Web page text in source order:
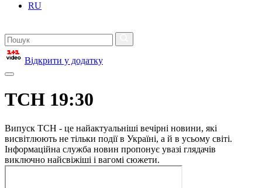
RU
Відкрити у додатку
ТСН 19:30
Випуск ТСН - це найактуальніші вечірні новини, які
висвітлюють не тільки події в Україні, а й в усьому світі.
Інформаційна служба новин пропонує увазі глядачів
виключно найсвіжіші і вагомі сюжети.